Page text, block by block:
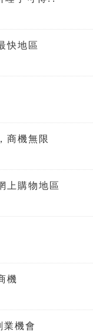
快地區
商機無限
上購物地區
機
業機會